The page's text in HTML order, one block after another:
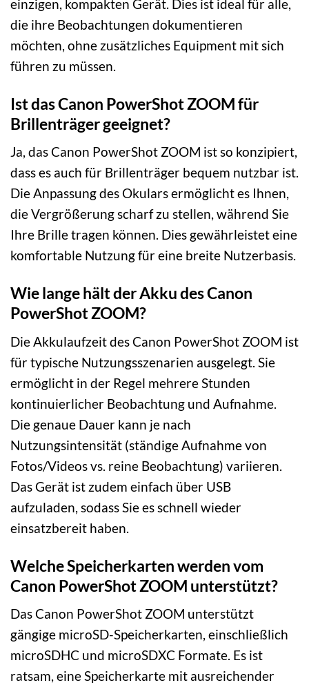
einzigen, kompakten Gerät. Dies ist ideal für alle,
die ihre Beobachtungen dokumentieren
möchten, ohne zusätzliches Equipment mit sich
führen zu müssen.
Ist das Canon PowerShot ZOOM für
Brillenträger geeignet?
Ja, das Canon PowerShot ZOOM ist so konzipiert,
dass es auch für Brillenträger bequem nutzbar ist.
Die Anpassung des Okulars ermöglicht es Ihnen,
die Vergrößerung scharf zu stellen, während Sie
Ihre Brille tragen können. Dies gewährleistet eine
komfortable Nutzung für eine breite Nutzerbasis.
Wie lange hält der Akku des Canon
PowerShot ZOOM?
Die Akkulaufzeit des Canon PowerShot ZOOM ist
für typische Nutzungsszenarien ausgelegt. Sie
ermöglicht in der Regel mehrere Stunden
kontinuierlicher Beobachtung und Aufnahme.
Die genaue Dauer kann je nach
Nutzungsintensität (ständige Aufnahme von
Fotos/Videos vs. reine Beobachtung) variieren.
Das Gerät ist zudem einfach über USB
aufzuladen, sodass Sie es schnell wieder
einsatzbereit haben.
Welche Speicherkarten werden vom
Canon PowerShot ZOOM unterstützt?
Das Canon PowerShot ZOOM unterstützt
gängige microSD-Speicherkarten, einschließlich
microSDHC und microSDXC Formate. Es ist
ratsam, eine Speicherkarte mit ausreichender